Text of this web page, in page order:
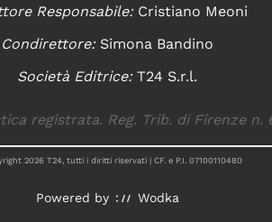
Responsabile:Cristiano Meoni
Condirettore:Simona Bandino
Società Editrice:T24 S.r.l.
registrata. Reg. Trib. di Firenze n.
2026 T24, tutti i diritti riservati | CF. e P.I. 07100110480
Powered by Wodka